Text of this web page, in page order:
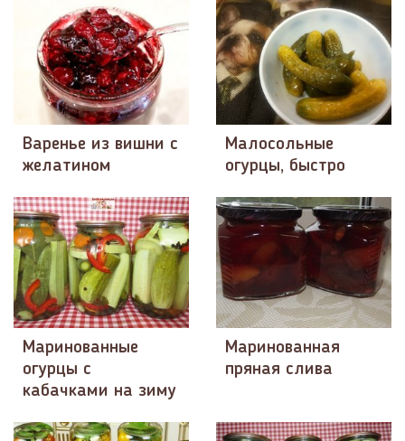
Варенье из вишни с
желатином
Малосольные
огурцы, быстро
Маринованные
огурцы с
кабачками на зиму
Маринованная
пряная слива